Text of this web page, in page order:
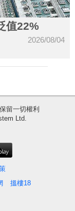
值22%
2026/08/04
留一切權利
Ltd.
搵樓18